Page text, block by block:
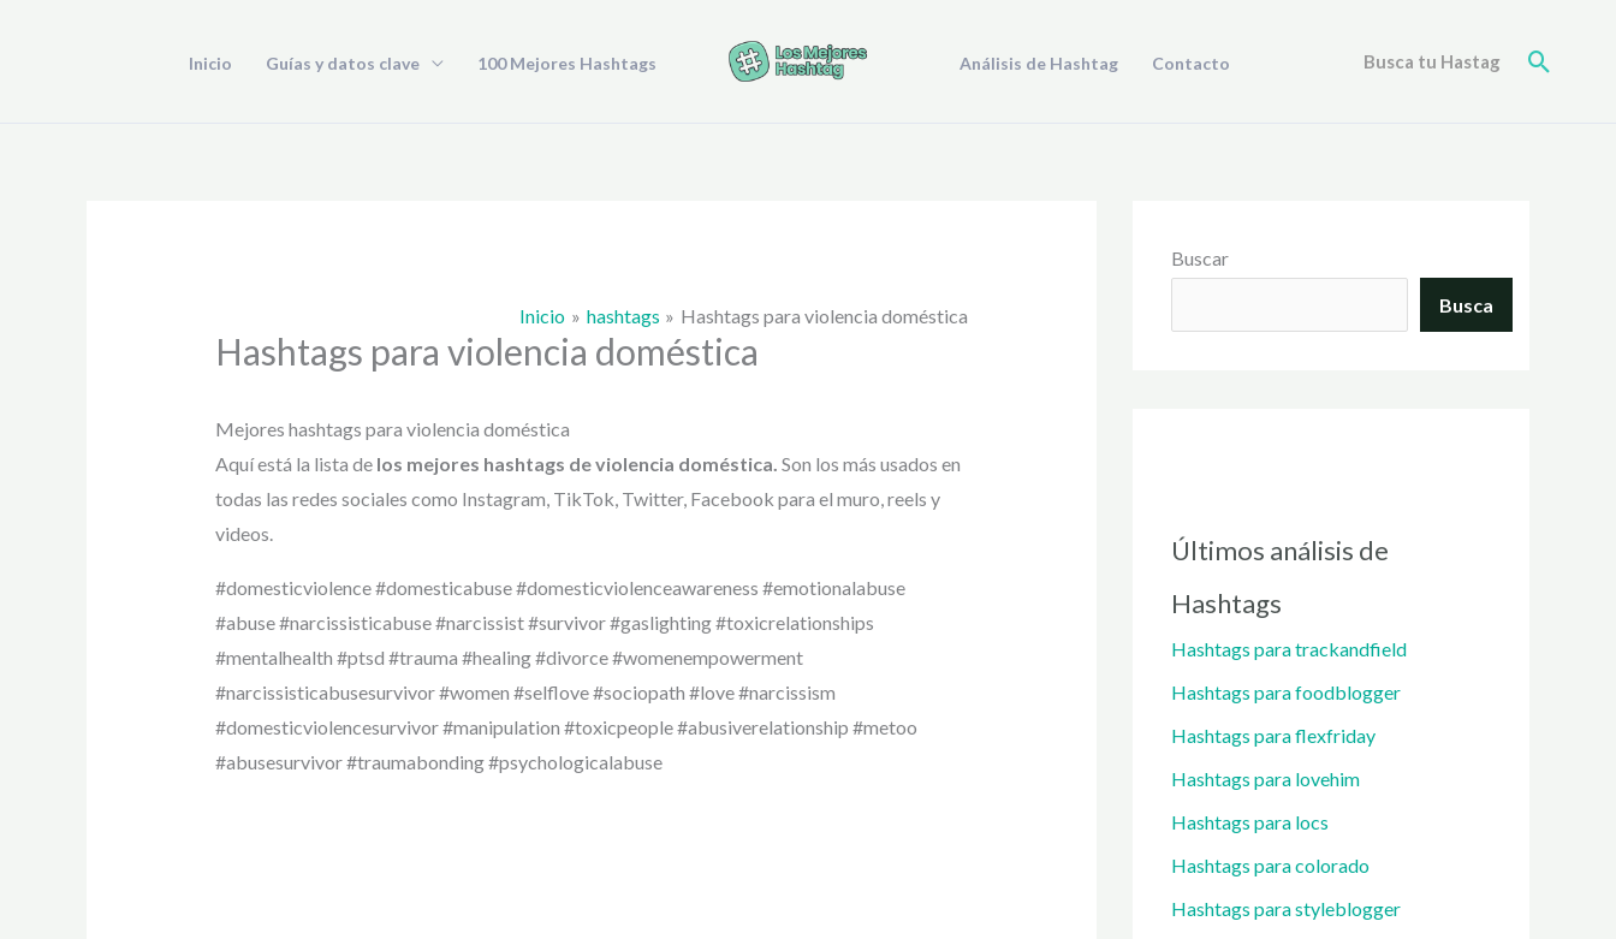
Inicio Guías y datos clave 100 Mejores Hashtags Análisis de Hashtag Contacto Busca tu Hastag Buscar
Inicio hashtags Hashtags para violencia doméstica
Hashtags para violencia doméstica
Mejores hashtags para violencia doméstica
Aquí está la lista de los mejores hashtags deviolencia doméstica. Son los más usados en
todas las redes sociales como Instagram, TikTok, Twitter, Facebook para el muro, reels y
videos.
#domesticviolence #domesticabuse #domesticviolenceawareness #emotionalabuse
#abuse #narcissisticabuse #narcissist #survivor #gaslighting #toxicrelationships
#mentalhealth #ptsd #trauma #healing #divorce #womenempowerment
#narcissisticabusesurvivor #women #selflove #sociopath #love #narcissism
#domesticviolencesurvivor #manipulation #toxicpeople #abusiverelationship #metoo
#abusesurvivor #traumabonding #psychologicalabuse
Buscar
Busca
Últimos análisis de
Hashtags
Hashtags para trackandfield
Hashtags para foodblogger
Hashtags para flexfriday
Hashtags para lovehim
Hashtags para locs
Hashtags para colorado
Hashtags para styleblogger